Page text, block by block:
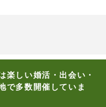
楽しい婚活・出会い・
で多数開催していま